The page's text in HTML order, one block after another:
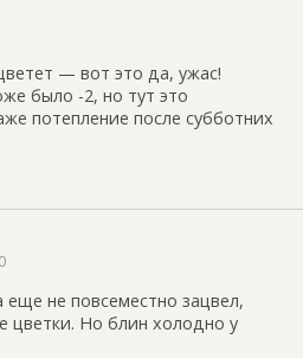
— вот это да, ужас!
было -2, но тут это
потепление после субботних
не повсеместно зацвел,
цветки. Но блин холодно у